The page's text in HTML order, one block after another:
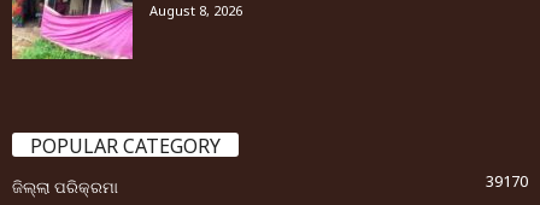
August 8, 2026
POPULAR CATEGORY
ଜିଲ୍ଲା ପରିକ୍ରମା
39170